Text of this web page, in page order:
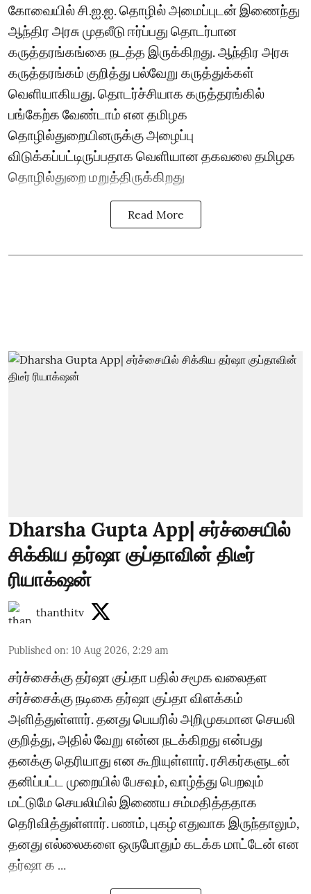
கோவையில் சி.ஐ.ஐ. தொழில் அமைப்புடன் இணைந்து
ஆந்திர அரசு முதலீடு ஈர்ப்பது தொடர்பான
கருத்தரங்கங்கை நடத்த இருக்கிறது. ஆந்திர அரசு
கருத்தரங்கம் குறித்து பல்வேறு கருத்துக்கள்
வெளியாகியது. தொடர்ச்சியாக கருத்தரங்கில்
பங்கேற்க வேண்டாம் என தமிழக
தொழில்துறையினருக்கு அழைப்பு
விடுக்கப்பட்டிருப்பதாக வெளியான தகவலை தமிழக
தொழில்துறை மறுத்திருக்கிறது
Read More
Dharsha Gupta App| சர்ச்சையில்
சிக்கிய தர்ஷா குப்தாவின் திடீர்
ரியாக்‌ஷன்
thanthitv
Published on: 10 Aug 2026, 2:29 am
சர்ச்சைக்கு தர்ஷா குப்தா பதில் சமூக வலைதள
சர்ச்சைக்கு நடிகை தர்ஷா குப்தா விளக்கம்
அளித்துள்ளார். தனது பெயரில் அறிமுகமான செயலி
குறித்து, அதில் வேறு என்ன நடக்கிறது என்பது
தனக்கு தெரியாது என கூறியுள்ளார். ரசிகர்களுடன்
தனிப்பட்ட முறையில் பேசவும், வாழ்த்து பெறவும்
மட்டுமே செயலியில் இணைய சம்மதித்ததாக
தெரிவித்துள்ளார். பணம், புகழ் எதுவாக இருந்தாலும்,
தனது எல்லைகளை ஒருபோதும் கடக்க மாட்டேன் என
தர்ஷா க ...